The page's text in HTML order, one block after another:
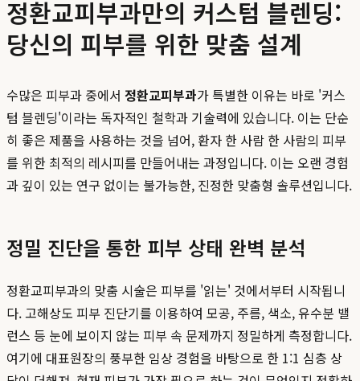
정환교피부과만의 커스텀 블렌딩:
당신의 피부를 위한 맞춤 설계
수많은 피부과 중에서 정환교피부과가 특별한 이유는 바로 '커스
텀 블렌딩'이라는 독자적인 철학과 기술력에 있습니다. 이는 단순
히 좋은 제품을 사용하는 것을 넘어, 환자 한 사람 한 사람의 피부
를 위한 최적의 레시피를 만들어내는 과정입니다. 이는 오랜 경험
과 깊이 있는 연구 없이는 불가능한, 진정한 맞춤형 솔루션입니다.
정밀 진단을 통한 피부 상태 완벽 분석
정환교피부과의 맞춤 시술은 피부를 '읽는' 것에서부터 시작됩니
다. 고해상도 피부 진단기를 이용하여 모공, 주름, 색소, 유수분 밸
런스 등 눈에 보이지 않는 피부 속 문제까지 정밀하게 측정합니다.
여기에 대표원장의 풍부한 임상 경험을 바탕으로 한 1:1 심층 상